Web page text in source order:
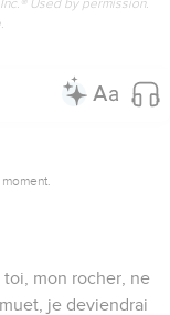
toi, mon rocher, ne
je deviendrai